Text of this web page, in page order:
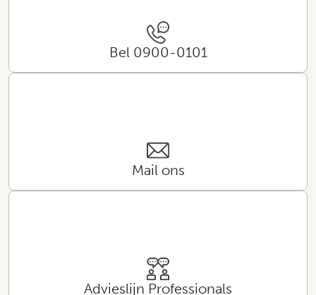
Bel 0900-0101
Mail ons
Advieslijn Professionals